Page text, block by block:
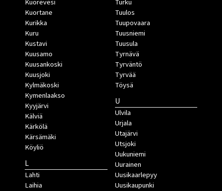
Kuorevesi
Kuortane
Kurikka
Kuru
Kustavi
Kuusamo
Kuusankoski
Kuusjoki
Kylmäkoski
Kymenlaakso
Kyyjärvi
Kälviä
Kärkölä
Kärsämäki
Köyliö
L
Lahti
Laihia
Turku
Tuulos
Tuupovaara
Tuusniemi
Tuusula
Tyrnävä
Tyrväntö
Tyrvää
Töysä
U
Ulvila
Urjala
Utajärvi
Utsjoki
Uukuniemi
Uurainen
Uusikaarlepyy
Uusikaupunki